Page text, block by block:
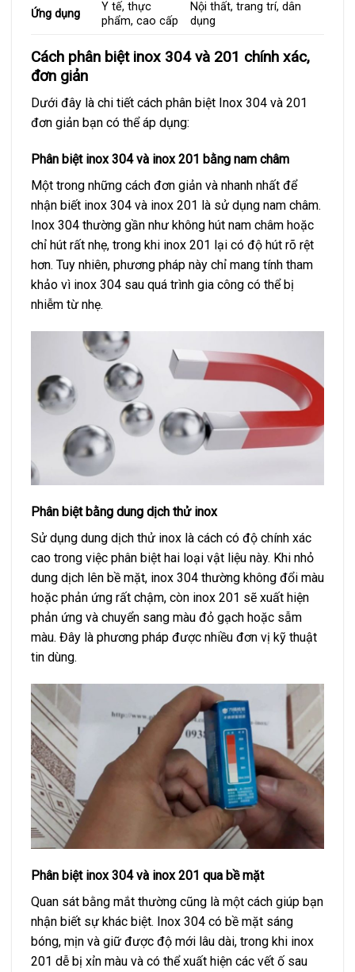
Ứng dụng
Y tế, thực
phẩm, cao cấp
Nội thất, trang trí, dân
dụng
Cách phân biệt inox 304 và 201 chính xác,
đơn giản
Dưới đây là chi tiết cách phân biệt Inox 304 và 201
đơn giản bạn có thể áp dụng:
Phân biệt inox 304 và inox 201 bằng nam châm
Một trong những cách đơn giản và nhanh nhất để
nhận biết inox 304 và inox 201 là sử dụng nam châm.
Inox 304 thường gần như không hút nam châm hoặc
chỉ hút rất nhẹ, trong khi inox 201 lại có độ hút rõ rệt
hơn. Tuy nhiên, phương pháp này chỉ mang tính tham
khảo vì inox 304 sau quá trình gia công có thể bị
nhiễm từ nhẹ.
Phân biệt bằng dung dịch thử inox
Sử dụng dung dịch thử inox là cách có độ chính xác
cao trong việc phân biệt hai loại vật liệu này. Khi nhỏ
dung dịch lên bề mặt, inox 304 thường không đổi màu
hoặc phản ứng rất chậm, còn inox 201 sẽ xuất hiện
phản ứng và chuyển sang màu đỏ gạch hoặc sẫm
màu. Đây là phương pháp được nhiều đơn vị kỹ thuật
tin dùng.
Phân biệt inox 304 và inox 201 qua bề mặt
Quan sát bằng mắt thường cũng là một cách giúp bạn
nhận biết sự khác biệt. Inox 304 có bề mặt sáng
bóng, mịn và giữ được độ mới lâu dài, trong khi inox
201 dễ bị xỉn màu và có thể xuất hiện các vết ố sau